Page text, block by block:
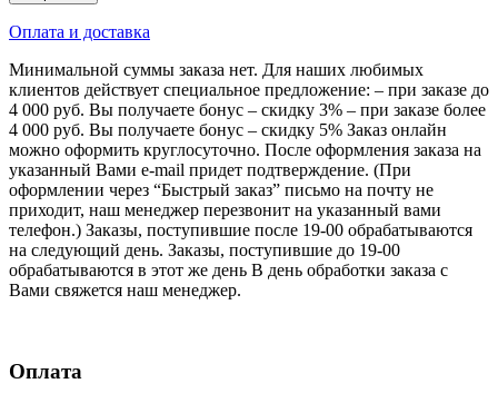
Оплата и доставка
Минимальной суммы заказа нет. Для наших любимых
клиентов действует специальное предложение: – при заказе до
4 000 руб. Вы получаете бонус – скидку 3% – при заказе более
4 000 руб. Вы получаете бонус – скидку 5% Заказ онлайн
можно оформить круглосуточно. После оформления заказа на
указанный Вами e-mail придет подтверждение. (При
оформлении через “Быстрый заказ” письмо на почту не
приходит, наш менеджер перезвонит на указанный вами
телефон.) Заказы, поступившие после 19-00 обрабатываются
на следующий день. Заказы, поступившие до 19-00
обрабатываются в этот же день В день обработки заказа с
Вами свяжется наш менеджер.
Оплата